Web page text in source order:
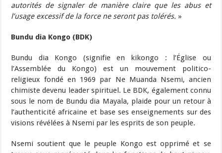
autorités de signaler de manière claire que les abus et
l’usage excessif de la force ne seront pas tolérés. »
Bundu dia Kongo (BDK)
Bundu dia Kongo (signifie en kikongo : l’Église ou
l’Assemblée du Kongo) est un mouvement politico-
religieux fondé en 1969 par Ne Muanda Nsemi, ancien
chimiste devenu leader spirituel. Le BDK, également connu
sous le nom de Bundu dia Mayala, plaide pour un retour à
l’authenticité africaine et base ses enseignements sur des
visions révélées à Nsemi par les esprits de son peuple.
Nsemi soutient que le peuple Kongo est opprimé et se